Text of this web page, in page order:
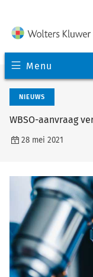
Menu
NIEUWS
WBSO-aanvraag
28 mei 2021